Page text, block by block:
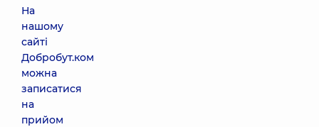
На
нашому
сайті
Добробут.ком
можна
записатися
на
прийом